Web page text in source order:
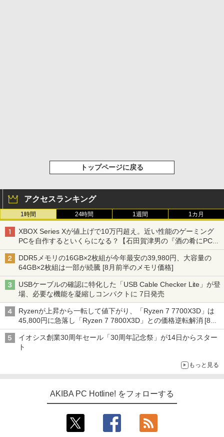
トップページに戻る
アクセスランキング
1時間 24時間 1週間 1カ月
XBOX Series Xが値上げで10万円超え。近い性能のゲーミング
PCを自作するといくらになる？【石田賀津男の『酒の肴にPCゲ
ーム』】
DDR5メモリの16GB×2枚組が今年最安の39,980円、大容量の
64GB×2枚組は一部が続騰 [8月前半のメモリ価格]
USBケーブルの確認に特化した「USB Cable Checker Lite」が登
場、必要な機能を凝縮しコンパクトに 7日発売
Ryzenが上昇から一転して値下がり、「Ryzen 7 7700X3D」は
45,800円に急落し「Ryzen 7 7800X3D」との価格逆転解消 [8月
前半のCPU価格]
イオシス創業30周年セール「30周年記念祭」が14日からスター
ト
もっと見る
AKIBA PC Hotline! をフォローする